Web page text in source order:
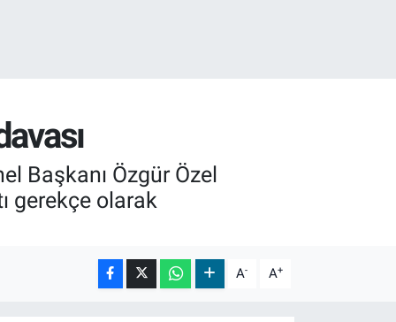
Başkanı Özgür Özel
gerekçe olarak
A- A+